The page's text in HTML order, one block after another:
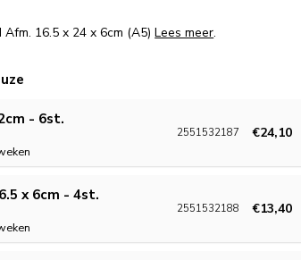
Afm. 16.5 x 24 x 6cm (A5)Lees meer.
- 6st.
2551532187 €24,10
x 6cm - 4st.
2551532188 €13,40